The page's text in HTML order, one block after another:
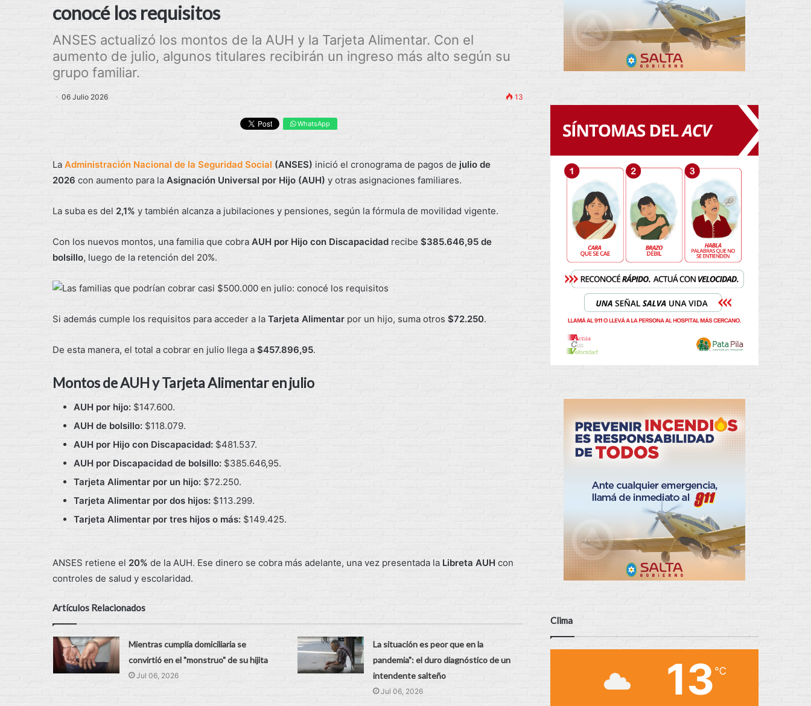
conocé los requisitos
ANSES actualizó los montos de la AUH y la Tarjeta Alimentar. Con el
aumento de julio, algunos titulares recibirán un ingreso más alto según su
grupo familiar.
06 Julio 2026 13
WhatsApp
La Administración Nacional de la Seguridad Social (ANSES) inició el cronograma de pagos de julio de
2026 con aumento para la Asignación Universal por Hijo (AUH) y otras asignaciones familiares.
La suba es del 2,1% y también alcanza a jubilaciones y pensiones, según la fórmula de movilidad vigente.
Con los nuevos montos, una familia que cobra AUH por Hijo con Discapacidad recibe $385.646,95 de
bolsillo, luego de la retención del 20%.
Si además cumple los requisitos para acceder a la Tarjeta Alimentar por un hijo, suma otros $72.250.
De esta manera, el total a cobrar en julio llega a $457.896,95.
Montos de AUH y Tarjeta Alimentar en julio
AUH por hijo: $147.600.
AUH de bolsillo: $118.079.
AUH por Hijo con Discapacidad: $481.537.
AUH por Discapacidad de bolsillo: $385.646,95.
Tarjeta Alimentar por un hijo: $72.250.
Tarjeta Alimentar por dos hijos: $113.299.
Tarjeta Alimentar por tres hijos o más: $149.425.
ANSES retiene el 20% de la AUH. Ese dinero se cobra más adelante, una vez presentada la Libreta AUH con
controles de salud y escolaridad.
Artículos Relacionados
Mientras cumplía domiciliaria se
convirtió en el "monstruo" de su hijita
Jul 06, 2026
La situación es peor que en la
pandemia": el duro diagnóstico de un
intendente salteño
Jul 06, 2026
Clima
13 ℃